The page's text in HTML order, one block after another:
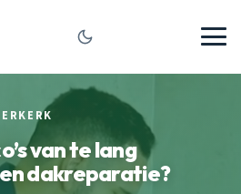
van te lang
dakreparatie?